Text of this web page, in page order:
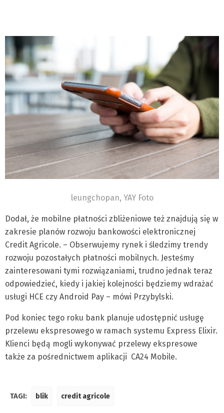
leungchopan, YAY Foto
Dodał, że mobilne płatności zbliżeniowe też znajdują się w
zakresie planów rozwoju bankowości elektronicznej
Credit Agricole. – Obserwujemy rynek i śledzimy trendy
rozwoju pozostałych płatności mobilnych. Jesteśmy
zainteresowani tymi rozwiązaniami, trudno jednak teraz
odpowiedzieć, kiedy i jakiej kolejności będziemy wdrażać
usługi HCE czy Android Pay – mówi Przybylski.
Pod koniec tego roku bank planuje udostępnić usługę
przelewu ekspresowego w ramach systemu Express Elixir.
Klienci będą mogli wykonywać przelewy ekspresowe
także za pośrednictwem aplikacji CA24 Mobile.
TAGI: blik credit agricole